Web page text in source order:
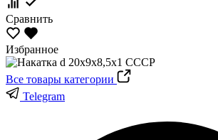
Сравнить
Избранное
Все товары категории
Telegram